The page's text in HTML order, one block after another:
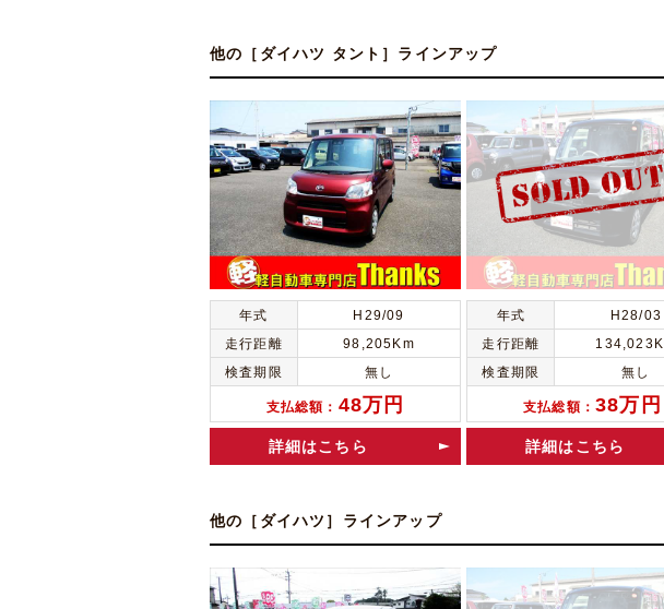
他の［ダイハツ タント］ラインアップ
年式
H29/09
走行距離
98,205Km
検査期限
無し
支払総額： 48万円
詳細はこちら
年式
H28/03
走行距離
検査期限
無し
支払総額： 38万円
詳細はこちら
他の［ダイハツ］ラインアップ